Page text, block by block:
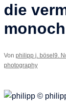
die
Von philipp j. bösel 9.
photography